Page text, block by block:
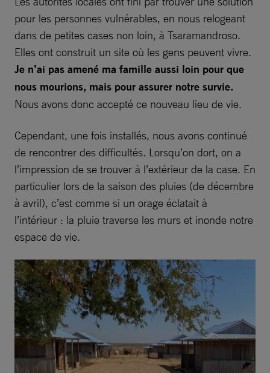
pour les personnes vulnérables, en nous relogeant
dans de petites cases non loin, à Tsaramandroso.
Elles ont construit un site où les gens peuvent vivre.
Je n’ai pas amené ma famille aussi loin pour que
nous mourions, mais pour assurer notre survie.
Nous avons donc accepté ce nouveau lieu de vie.
Cependant, une fois installés, nous avons continué
de rencontrer des difficultés. Lorsqu’on dort, on a
l’impression de se trouver à l’extérieur de la case. En
particulier lors de la saison des pluies (de décembre
à avril), c’est comme si un orage éclatait à
l’intérieur : la pluie traverse les murs et inonde notre
espace de vie.